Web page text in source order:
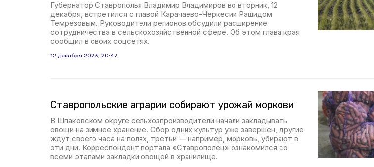
Губернатор Ставрополья Владимир Владимиров во вторник, 12
декабря, встретился с главой Карачаево-Черкесии Рашидом
Темрезовым. Руководители регионов обсудили расширение
сотрудничества в сельскохозяйственной сфере. Об этом глава края
сообщил в своих соцсетях.
12 декабря 2023, 20:47
Ставропольские аграрии собирают урожай моркови
В Шпаковском округе сельхозпроизводители начали закладывать
овощи на зимнее хранение. Сбор одних культур уже завершён, другие
ждут своего часа на полях, третьи — например, морковь, убирают в
эти дни. Корреспондент портала «Ставрополец» ознакомился со
всеми этапами закладки овощей в хранилище.